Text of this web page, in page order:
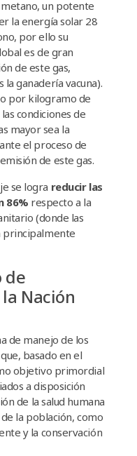
un potente
la energí­a solar 28
por ello su
es de gran
de este gas,
ganaderí­a vacuna).
por kilogramo de
condiciones de
mayor sea la
el proceso de
de este gas.
se logra reducir las
86% respecto a la
(donde las
principalmente
de
Nación
de manejo de los
basado en el
objetivo primordial
a disposición
de la salud humana
la población, como
y la conservación